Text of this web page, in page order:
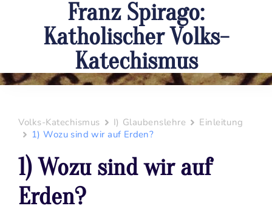
Franz Spirago:
Katholischer Volks-
Katechismus
Volks-Katechismus I) Glaubenslehre
Einleitung
1) Wozu sind wir auf Erden?
1) Wozu sind wir auf
Erden?